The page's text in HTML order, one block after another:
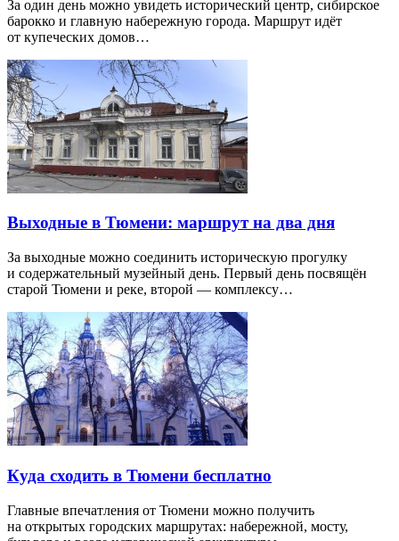
За один день можно увидеть исторический центр, сибирское
барокко и главную набережную города. Маршрут идёт
от купеческих домов…
Выходные в Тюмени: маршрут на два дня
За выходные можно соединить историческую прогулку
и содержательный музейный день. Первый день посвящён
старой Тюмени и реке, второй — комплексу…
Куда сходить в Тюмени бесплатно
Главные впечатления от Тюмени можно получить
на открытых городских маршрутах: набережной, мосту,